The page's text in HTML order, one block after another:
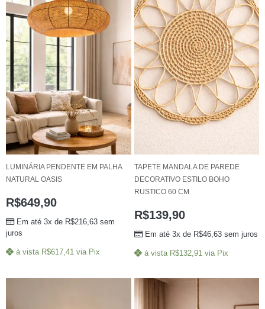
LUMINÁRIA PENDENTE EM PALHA
NATURAL OASIS
R$649,90
Em até 3x de R$216,63 sem
juros
à vista R$617,41 via Pix
TAPETE MANDALA DE PAREDE
DECORATIVO ESTILO BOHO
RUSTICO 60 CM
R$139,90
Em até 3x de R$46,63sem juros
à vista R$132,91 via Pix